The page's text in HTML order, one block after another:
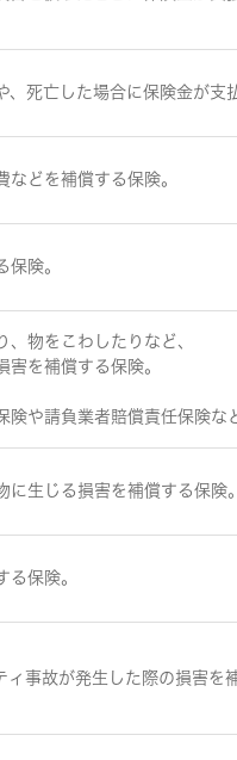
死亡した場合に保険金が支
どを補償する保険。
保険。
物をこわしたりなど、
を補償する保険。
や請負業者賠償責任保険な
生じる損害を補償する保険。
る保険。
事故が発生した際の損害を